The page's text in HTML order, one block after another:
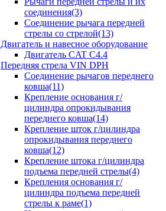
соединения(3)
Соединение рычага передней
стрелы со стрелой(13)
Двигатель и навесное оборудование
Двигатель CAT C4.4
Передняя стрела VIN DPH
Cоединение рычагов переднего
ковша(11)
Крепление основания г/
цилиндра опрокидывания
переднего ковша(14)
Крепление шток г/цилиндра
опрокидывания переднего
ковша(12)
Крепление штока г/цилиндра
подъема передней стрелы(4)
Крепления основания г/
цилиндра подъема передней
стрелы к раме(1)